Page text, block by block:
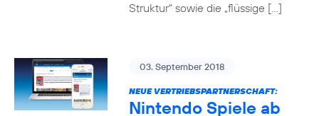
Struktur“ sowie die „flüssige […]
03. September 2018
NEUE VERTRIEBSPARTNERSCHAFT:
Nintendo Spiele ab